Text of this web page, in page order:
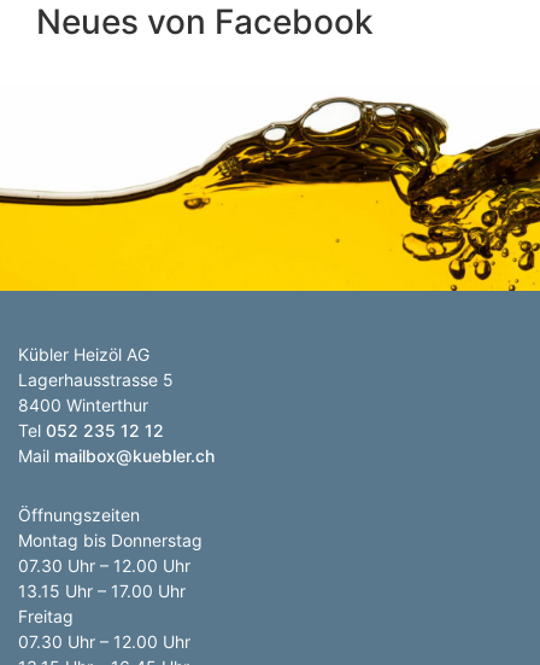
PLZ Lieferort
Neues von Facebook
Kübler Heizöl AG
Lagerhausstrasse 5
8400 Winterthur
Tel 052 235 12 12
Mail mailbox@kuebler.ch
Öffnungszeiten
Montag bis Donnerstag
07.30 Uhr – 12.00 Uhr
13.15 Uhr – 17.00 Uhr
Freitag
07.30 Uhr – 12.00 Uhr